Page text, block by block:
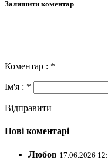
Залишити коментар
Коментар : *
Ім'я : *
Відправити
Нові коментарі
Любов 17.06.2026